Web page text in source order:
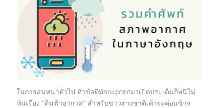
ในการสนทนาทั่วไป หัวข้อที่มักจะถูกยกมาเปิดประเด็นก็หนีไม่
พ้นเรื่อง “ดินฟ้าอากาศ” สำหรับชาวต่างชาติเค้าจะค่อนข้าง